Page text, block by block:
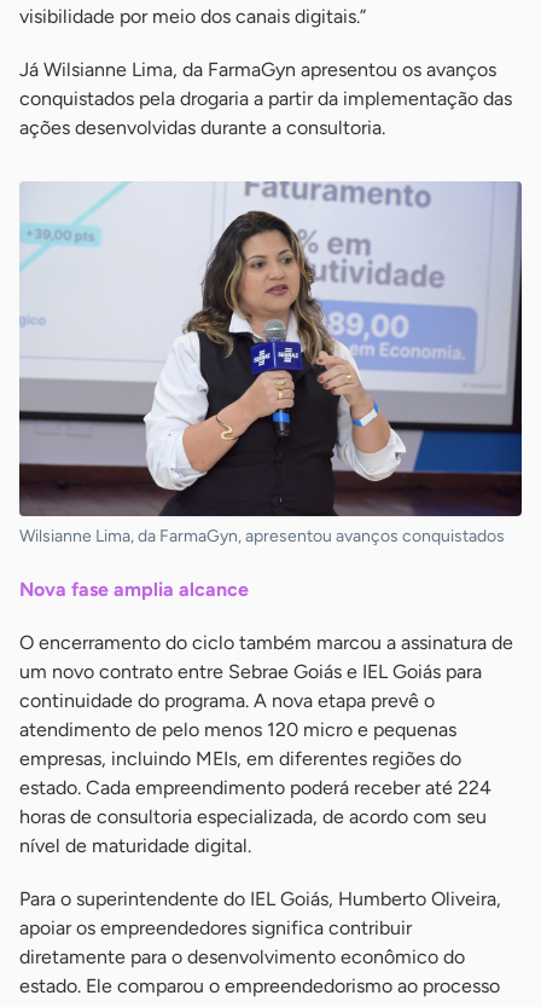
visibilidade por meio dos canais digitais.”
Já Wilsianne Lima, da FarmaGyn apresentou os avanços
conquistados pela drogaria a partir da implementação das
ações desenvolvidas durante a consultoria.
Wilsianne Lima, da FarmaGyn, apresentou avanços conquistados
Nova fase amplia alcance
O encerramento do ciclo também marcou a assinatura de
um novo contrato entre Sebrae Goiás e IEL Goiás para
continuidade do programa. A nova etapa prevê o
atendimento de pelo menos 120 micro e pequenas
empresas, incluindo MEIs, em diferentes regiões do
estado. Cada empreendimento poderá receber até 224
horas de consultoria especializada, de acordo com seu
nível de maturidade digital.
Para o superintendente do IEL Goiás, Humberto Oliveira,
apoiar os empreendedores significa contribuir
diretamente para o desenvolvimento econômico do
estado. Ele comparou o empreendedorismo ao processo